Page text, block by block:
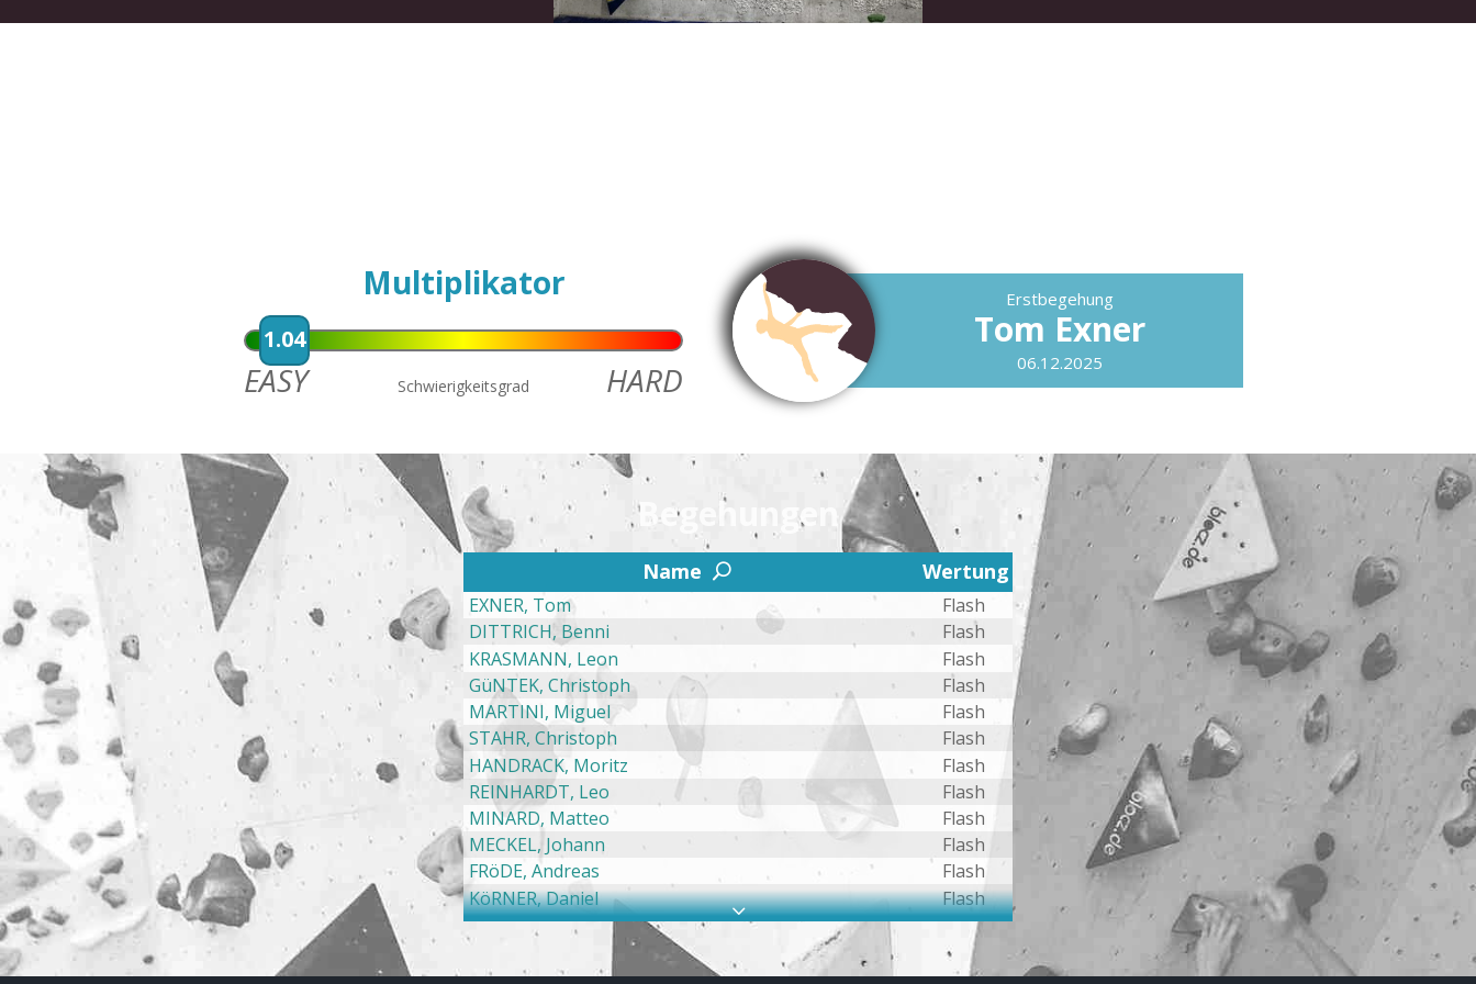
Multiplikator
1.04
EASY Schwierigkeitsgrad HARD
Erstbegehung
Tom Exner
06.12.2025
Begehungen
Name U Wertung
EXNER, Tom
Flash
DITTRICH, Benni
Flash
KRASMANN, Leon
Flash
GüNTEK, Christoph
Flash
MARTINI, Miguel
Flash
STAHR, Christoph
Flash
HANDRACK, Moritz
Flash
REINHARDT, Leo
Flash
MINARD, Matteo
Flash
MECKEL, Johann
Flash
FRöDE, Andreas
Flash
KöRNER, Daniel
Flash
STEINIG, Paul
Flash
Flash
SANDNER , Florian
Flash
2
3